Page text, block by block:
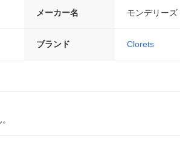
メーカー名 モンデリーズ
ブランド Clorets